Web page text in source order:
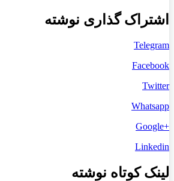
اشتراک گذاری نوشته
Telegram
Facebook
Twitter
Whatsapp
+Google
Linkedin
لینک کوتاه نوشته